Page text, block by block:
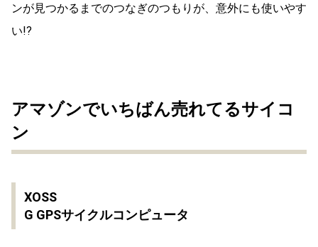
ンが見つかるまでのつなぎのつもりが、意外にも使いやす
い!?
アマゾンでいちばん売れてるサイコ
ン
XOSS
G GPSサイクルコンピュータ